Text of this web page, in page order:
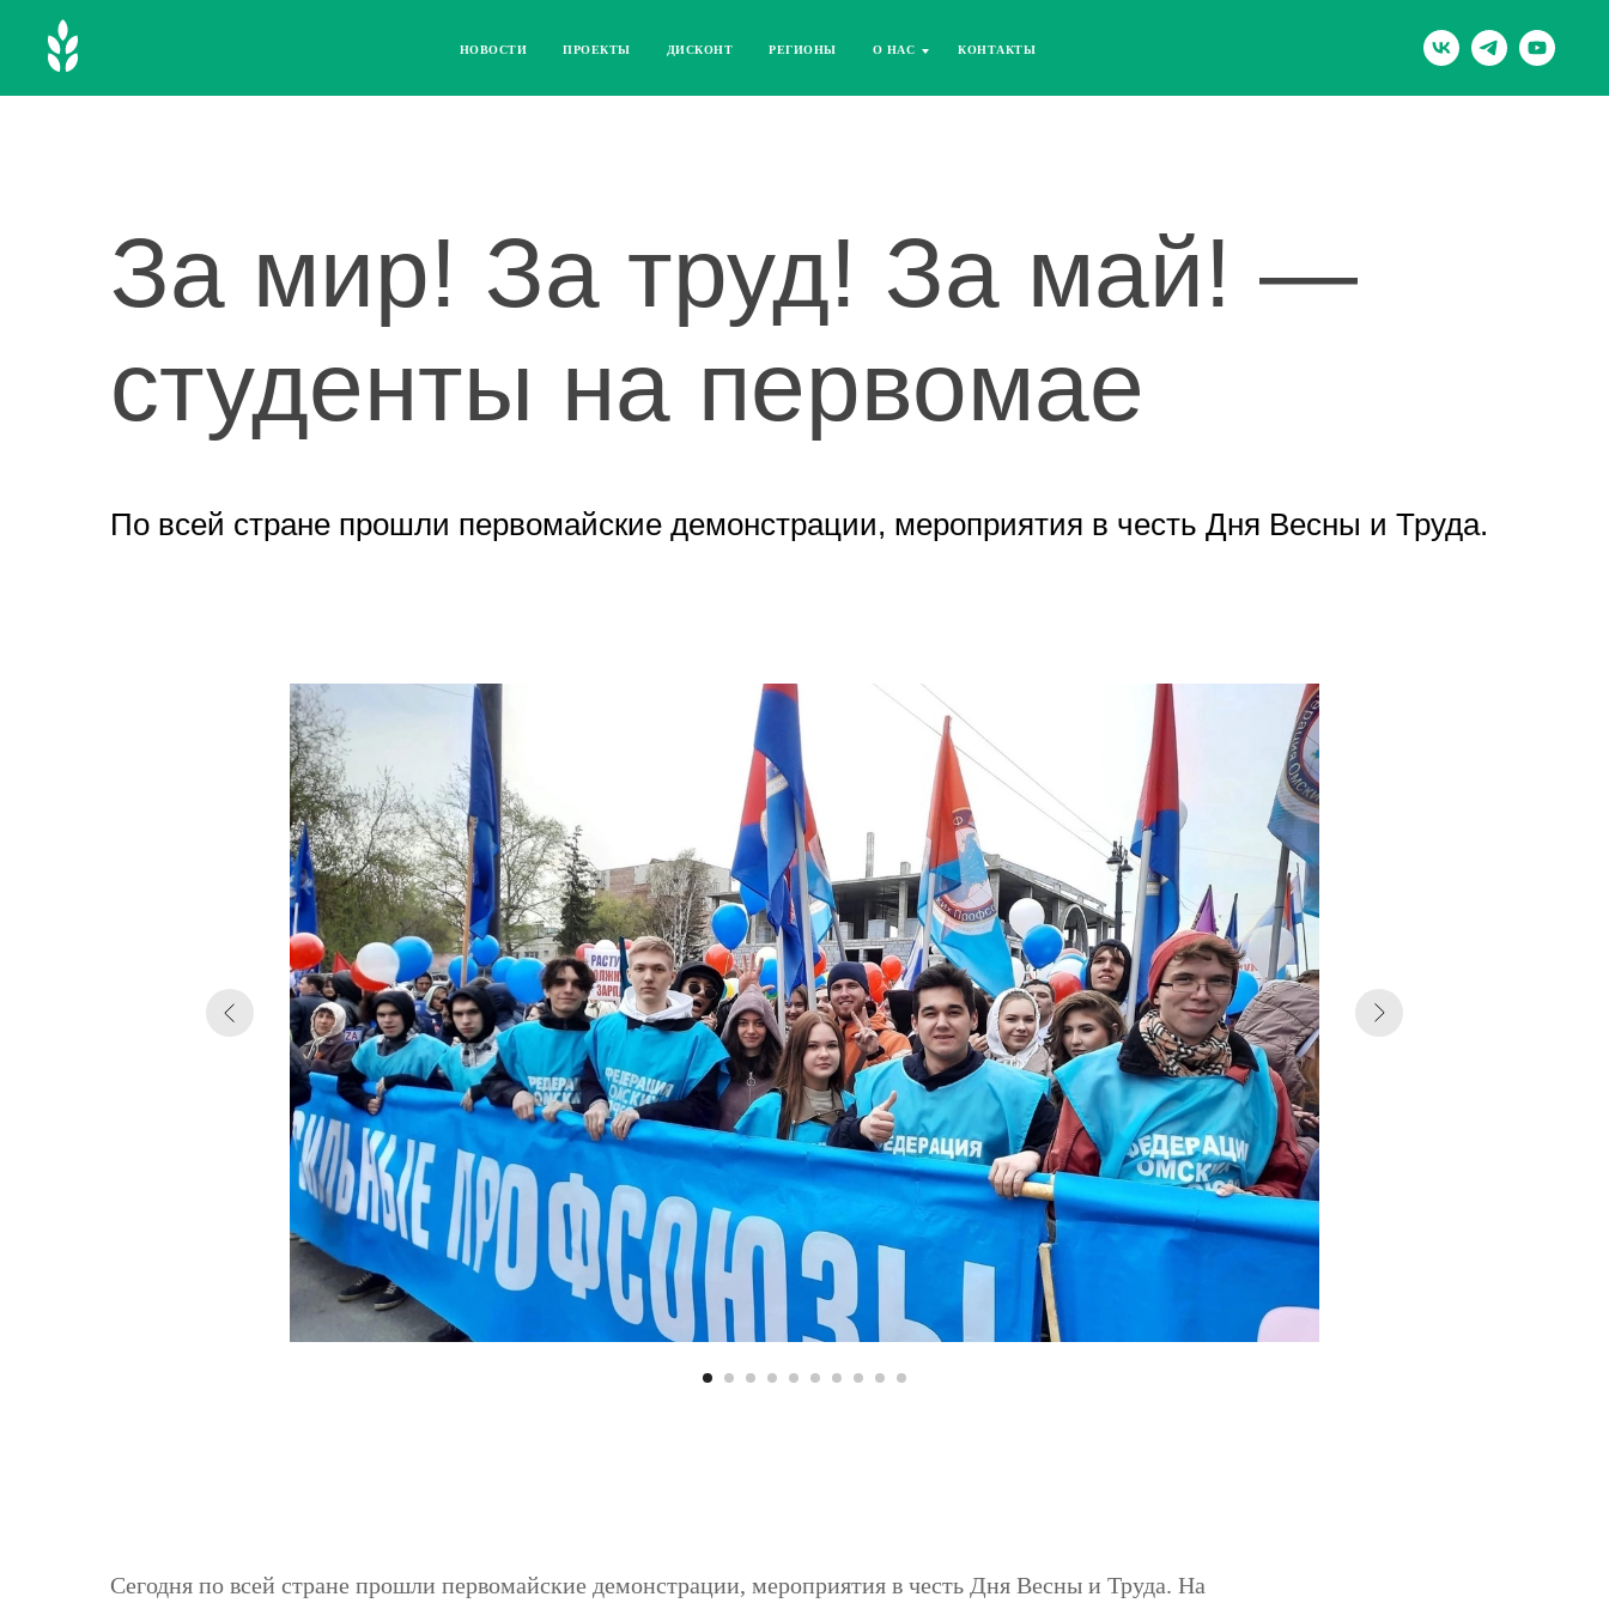
НОВОСТИ ПРОЕКТЫ ДИСКОНТ РЕГИОНЫ О НАС КОНТАКТЫ
За мир! За труд! За май! —
студенты на первомае
По всей стране прошли первомайские демонстрации, мероприятия в честь Дня Весны и Труда.
Сегодня по всей стране прошли первомайские демонстрации, мероприятия в честь Дня Весны и Труда. На